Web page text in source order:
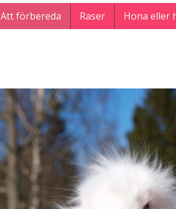
Att förbereda Raser Hona eller